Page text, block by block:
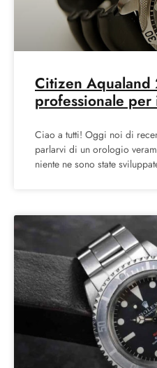
Citizen Aqualand
professionale per
Ciao a tutti! Oggi noi di
parlarvi di un orologio
niente ne sono state